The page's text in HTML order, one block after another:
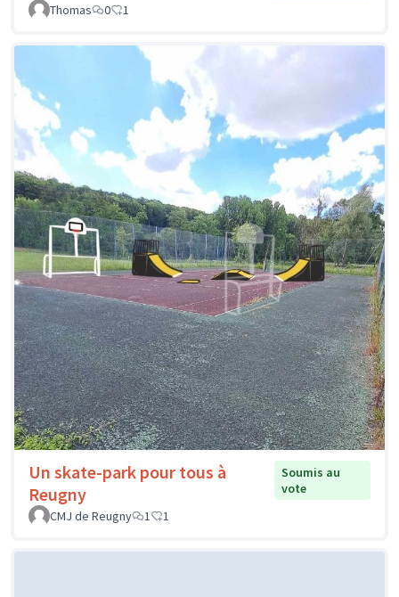
Thomas
0 1
Un skate-park pour tous à
Reugny
Soumis au
vote
CMJ de Reugny
1 1